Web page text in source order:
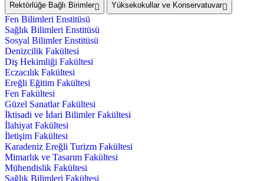
Rektörlüğe Bağlı Birimler
Yüksekokullar ve Konservatuvar
Fen Bilimleri Enstitüsü
Sağlık Bilimleri Enstitüsü
Sosyal Bilimler Enstitüsü
Denizcilik Fakültesi
Diş Hekimliği Fakültesi
Eczacılık Fakültesi
Ereğli Eğitim Fakültesi
Fen Fakültesi
Güzel Sanatlar Fakültesi
İktisadi ve İdari Bilimler Fakültesi
İlahiyat Fakültesi
İletişim Fakültesi
Karadeniz Ereğli Turizm Fakültesi
Mimarlık ve Tasarım Fakültesi
Mühendislik Fakültesi
Sağlık Bilimleri Fakültesi